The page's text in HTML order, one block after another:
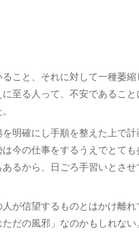
こと、それに対して一種萎縮
至る人って、不安であること
明確にし手順を整えた上で計
今の仕事をするうえでとても
るから、日ごろ手習いとさせ
が信望するものとはかけ離れ
だの風邪」なのかもしれない。